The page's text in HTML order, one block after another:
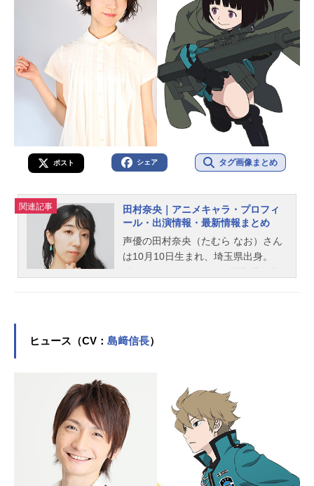
ポスト シェア タグ画像まとめ
関連記事
田村奈央｜アニメキャラ・プロフィ
ール・出演情報・最新情報まとめ
声優の田村奈央（たむら なお）さん
は10月10日生まれ、埼玉県出身。
演じています。こちらでは、田村奈
央さんのオススメ記事をご紹介！
ヒュース（CV： 島﨑信長）